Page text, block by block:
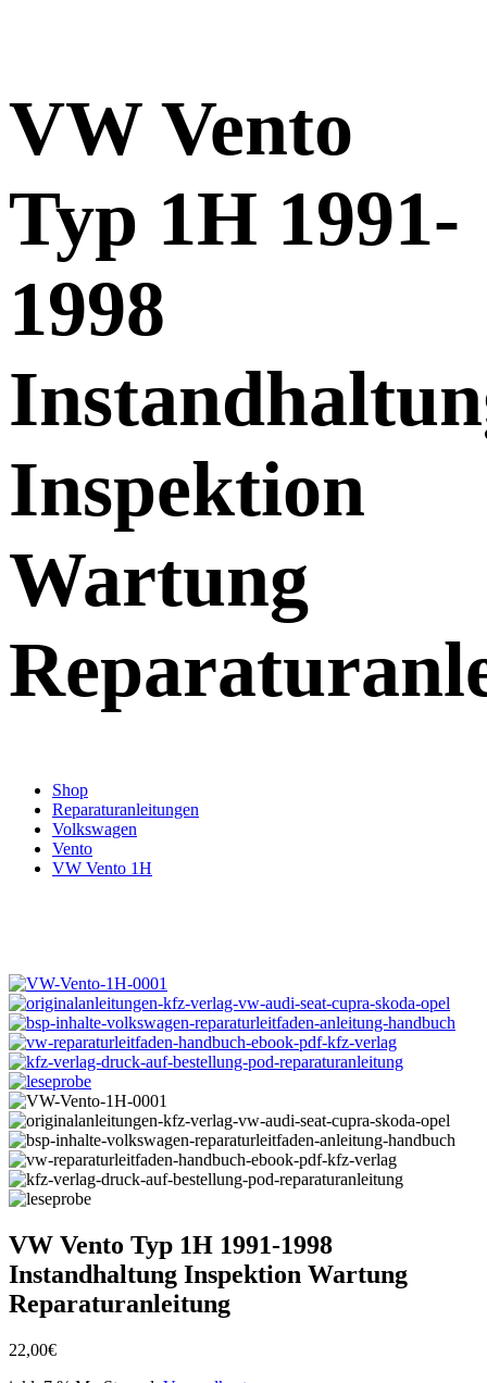
VW Vento
Typ 1H 1991-
1998
Inspektion
Wartung
Shop
Reparaturanleitungen
Volkswagen
Vento
VW Vento 1H
VW Vento Typ 1H 1991-1998
Instandhaltung Inspektion Wartung
Reparaturanleitung
22,00€